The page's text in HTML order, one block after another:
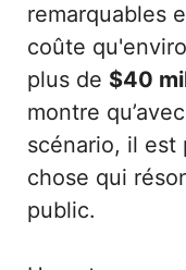
remarquables
coûte
plus de $40
montre
scénario, il est
chose qui
public.